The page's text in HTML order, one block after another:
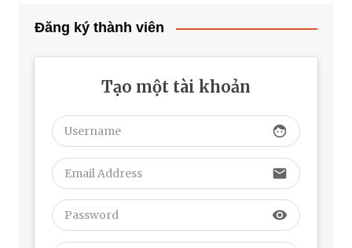
Đăng ký thành viên
Tạo một tài khoản
face
email
visibility